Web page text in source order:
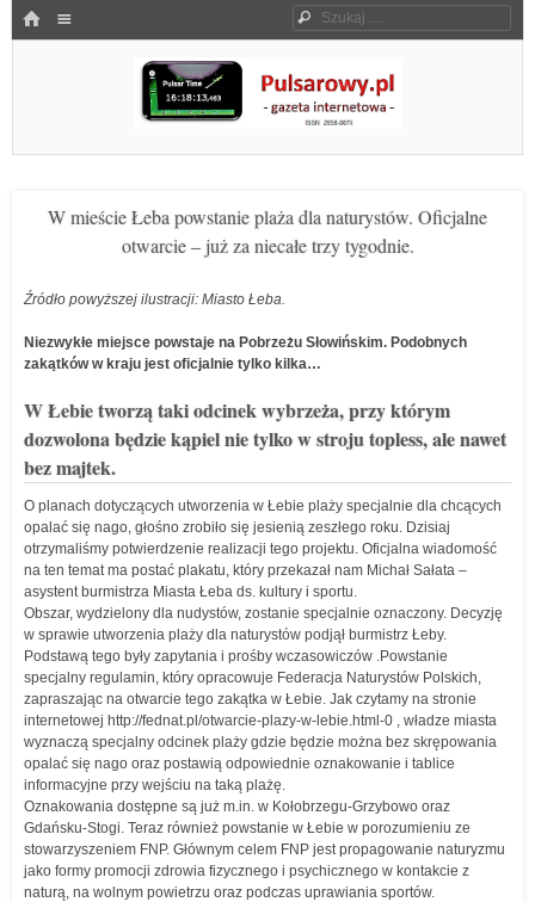
HOME Szukaj
Pulsarowy.pl
W mieście Łeba powstanie plaża dla naturystów. Oficjalne
otwarcie – już za niecałe trzy tygodnie.
Źródło powyższej ilustracji: Miasto Łeba.
Niezwykłe miejsce powstaje na Pobrzeżu Słowińskim. Podobnych
zakątków w kraju jest oficjalnie tylko kilka…
W Łebie tworzą taki odcinek wybrzeża, przy którym
dozwolona będzie kąpiel nie tylko w stroju topless, ale nawet
bez majtek.
O planach dotyczących utworzenia w Łebie plaży specjalnie dla chcących
opalać się nago, głośno zrobiło się jesienią zeszłego roku. Dzisiaj
otrzymaliśmy potwierdzenie realizacji tego projektu. Oficjalna wiadomość
na ten temat ma postać plakatu, który przekazał nam Michał Sałata –
asystent burmistrza Miasta Łeba ds. kultury i sportu.
Obszar, wydzielony dla nudystów, zostanie specjalnie oznaczony. Decyzję
w sprawie utworzenia plaży dla naturystów podjął burmistrz Łeby.
Podstawą tego były zapytania i prośby wczasowiczów .Powstanie
specjalny regulamin, który opracowuje Federacja Naturystów Polskich,
zapraszając na otwarcie tego zakątka w Łebie. Jak czytamy na stronie
internetowej http://fednat.pl/otwarcie-plazy-w-lebie.html-0 , władze miasta
wyznaczą specjalny odcinek plaży gdzie będzie można bez skrępowania
opalać się nago oraz postawią odpowiednie oznakowanie i tablice
informacyjne przy wejściu na taką plażę.
Oznakowania dostępne są już m.in. w Kołobrzegu-Grzybowo oraz
Gdańsku-Stogi. Teraz również powstanie w Łebie w porozumieniu ze
stowarzyszeniem FNP. Głównym celem FNP jest propagowanie naturyzmu
jako formy promocji zdrowia fizycznego i psychicznego w kontakcie z
naturą, na wolnym powietrzu oraz podczas uprawiania sportów.